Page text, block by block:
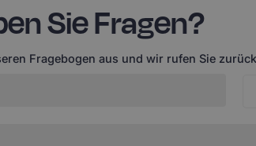
Sie Fragen?
Fragebogen aus und wir rufen Sie